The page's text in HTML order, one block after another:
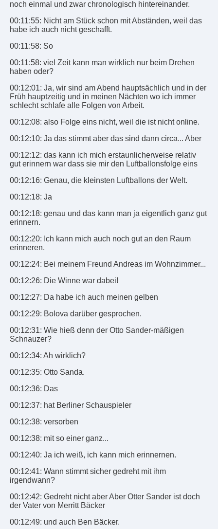
noch einmal und zwar chronologisch hintereinander.
00:11:55: Nicht am Stück schon mit Abständen, weil das
habe ich auch nicht geschafft.
00:11:58: So
00:11:58: viel Zeit kann man wirklich nur beim Drehen
haben oder?
00:12:01: Ja, wir sind am Abend hauptsächlich und in der
Früh hauptzeitig und in meinen Nächten wo ich immer
schlecht schlafe alle Folgen von Arbeit.
00:12:08: also Folge eins nicht, weil die ist nicht online.
00:12:10: Ja das stimmt aber das sind dann circa... Aber
00:12:12: das kann ich mich erstaunlicherweise relativ
gut erinnern war dass sie mir den Luftballonsfolge eins
00:12:16: Genau, die kleinsten Luftballons der Welt.
00:12:18: Ja
00:12:18: genau und das kann man ja eigentlich ganz gut
erinnern.
00:12:20: Ich kann mich auch noch gut an den Raum
erinneren.
00:12:24: Bei meinem Freund Andreas im Wohnzimmer...
00:12:26: Die Winne war dabei!
00:12:27: Da habe ich auch meinen gelben
00:12:29: Bolova darüber gesprochen.
00:12:31: Wie hieß denn der Otto Sander-mäßigen
Schnauzer?
00:12:34: Ah wirklich?
00:12:35: Otto Sanda.
00:12:36: Das
00:12:37: hat Berliner Schauspieler
00:12:38: versorben
00:12:38: mit so einer ganz...
00:12:40: Ja ich weiß, ich kann mich erinnernen.
00:12:41: Wann stimmt sicher gedreht mit ihm
irgendwann?
00:12:42: Gedreht nicht aber Aber Otter Sander ist doch
der Vater von Merritt Bäcker
00:12:49: und auch Ben Bäcker.